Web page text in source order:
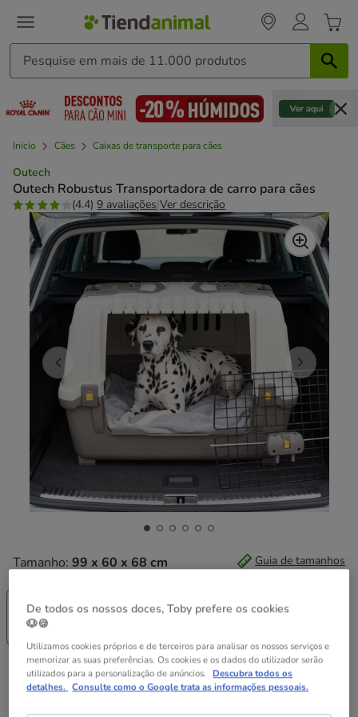
Início Cães Caixas de transporte para cães
Outech
Outech Robustus Transportadora de carro para cães
(4.4)9 avaliações|Ver descrição
Tamanho: 99 x 60 x 68 cm Guia de tamanhos
77 x 43 x 51
cm
74.99€
89 x 51 x 60
cm
99 x 60 x 68
cm
Preço 119.99€
119.99€
De todos os nossos doces, Toby prefere os cookies
🐶🍪
Utilizamos cookies próprios e de terceiros para analisar os nossos serviços e
memorizar as suas preferências. Os cookies e os dados do utilizador serão
utilizados para a personalização de anúncios. Descubra todos os
detalhes. Consulte como o Google trata as informações pessoais.